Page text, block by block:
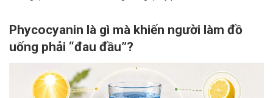
Phycocyanin là gì mà khiến người làm đồ
uống phải “đau đầu”?